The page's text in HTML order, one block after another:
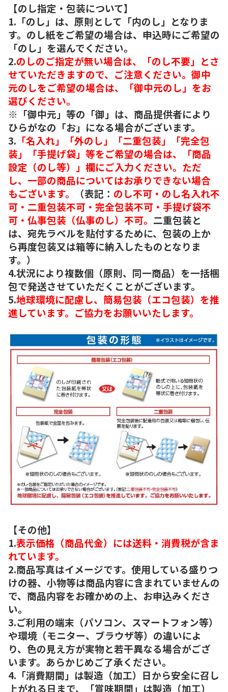
【のし指定・包装について】
1.「のし」は、原則として「内のし」となりま
す。のし紙をご希望の場合は、申込時にご希望の
「のし」を選んでください。
2.のしのご指定が無い場合は、「のし不要」とさ
せていただきますので、ご注意ください。御中
元のしをご希望の場合は、「御中元のし」をお
選びください。
※「御中元」等の「御」は、商品提供者により
ひらがなの「お」になる場合がございます。
3. 「名入れ」「外のし」「二重包装」「完全包
装」「手提げ袋」等をご希望の場合は、「商品
設定（のし等）」欄にご入力ください。ただ
し、一部の商品についてはお承りできない場合
もございます。
（表記： のし不可・のし名入れ不
可・二重包装不可・完全包装不可・手提げ袋不
可・仏事包装（仏事のし）不可。 二重包装と
は、宛先ラベルを貼付するために、包装の上か
ら再度包装又は箱等に納入したものとなりま
す。）
4.状況により複数個（原則、同一商品）を一括梱
包で発送させていただくことがございます。
5.地球環境に配慮し、簡易包装（エコ包装）を推
進しています。ご協力をお願いいたします。
【その他】
1.表示価格（商品代金）には送料・消費税が含ま
れています。
2.商品写真はイメージです。使用している盛りつ
けの器、小物等は商品内容に含まれていませんの
で、商品内容をお確かめの上、お申込みくださ
い。
3.ご利用の端末（パソコン、スマートフォン等）
や環境（モニター、ブラウザ等）の違いによ
り、色の見え方が実物と若干異なる場合がござ
います。あらかじめご了承ください。
4.「消費期間」は製造（加工）日から安全に召し
上がれる日まで、「賞味期間」は製造（加工）